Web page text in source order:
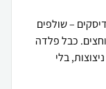
– שולפים
כבל פלדה
בלי